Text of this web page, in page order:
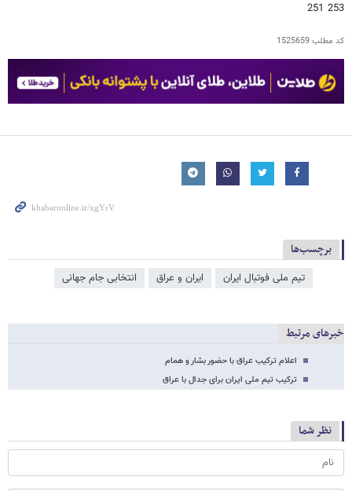
253 251
کد مطلب1525659
برچسب‌ها
تیم ملی فوتبال ایران ایران و عراق انتخابی جام جهانی
خبرهای مرتبط
اعلام ترکیب عراق با حضور بشار و همام
ترکیب تیم ملی ایران برای جدال با عراق
نظر شما